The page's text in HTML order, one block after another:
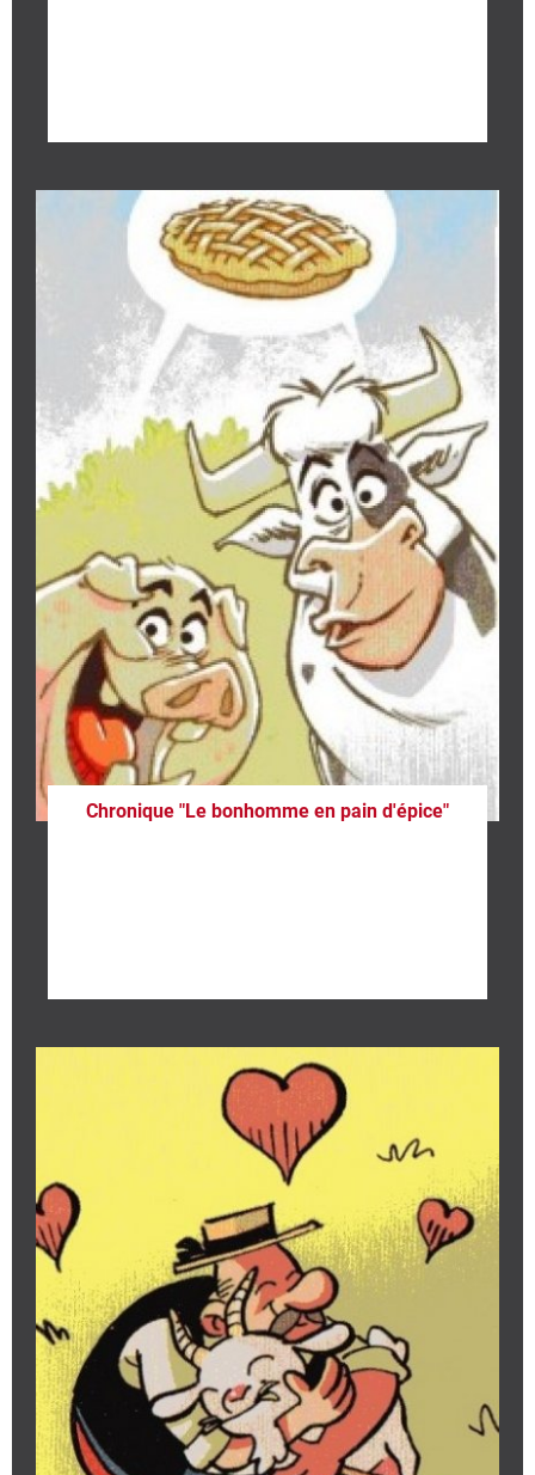
Chronique "Le bonhomme en pain d'épice"